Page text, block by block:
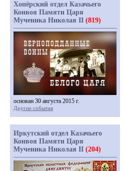
Хопёрский отдел Казачьего
Конвоя Памяти Царя
Мученика Николая II (819)
основан 30 августа 2015 г.
Другие события
Иркутский отдел Казачьего
Конвоя Памяти Царя
Мученика Николая II (204)